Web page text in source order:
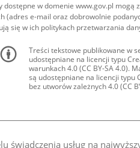
świadczenia usług na
dostępne w domenie www.gov.pl
(adres e-mail oraz dobrowolnie
się w ich politykach przetwarzania
Treści tekstowe publikowane w
udostępniane na licencji typu
warunkach 4.0 (CC BY-SA 4.0).
są udostępniane na licencji typu
bez utworów zależnych 4.0 (CC